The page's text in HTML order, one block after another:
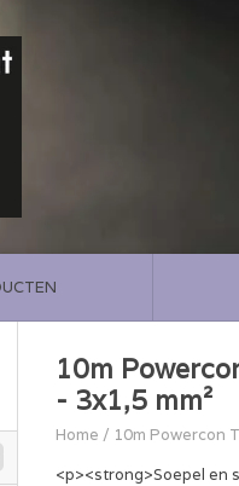
10m
- 3x1,5 mm²
Home / 10m Powercon
<p><strong>Soepel en